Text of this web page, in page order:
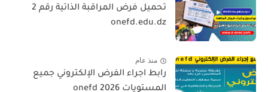
تحميل فرض المراقبة الذاتية رقم 2
onefd.edu.dz
منذ عام
رابط اجراء الفرض الإلكتروني جميع
المستويات 2026 onefd